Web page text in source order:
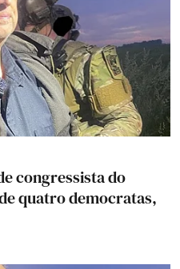
congressista do
quatro democratas,